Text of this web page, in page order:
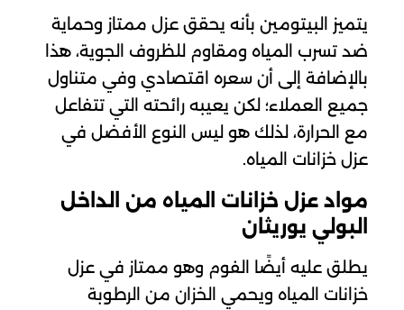
يتميز البيتومين بأنه يحقق عزل ممتاز وحماية
ضد تسرب المياه ومقاوم للظروف الجوية، هذا
بالإضافة إلى أن سعره اقتصادي وفي متناول
جميع العملاء؛ لكن يعيبه رائحته التي تتفاعل
مع الحرارة، لذلك هو ليس النوع الأفضل في
عزل خزانات المياه.
مواد عزل خزانات المياه من الداخل
البولي يوريثان
يطلق عليه أيضًا الفوم وهو ممتاز في عزل
خزانات المياه ويحمي الخزان من الرطوبة